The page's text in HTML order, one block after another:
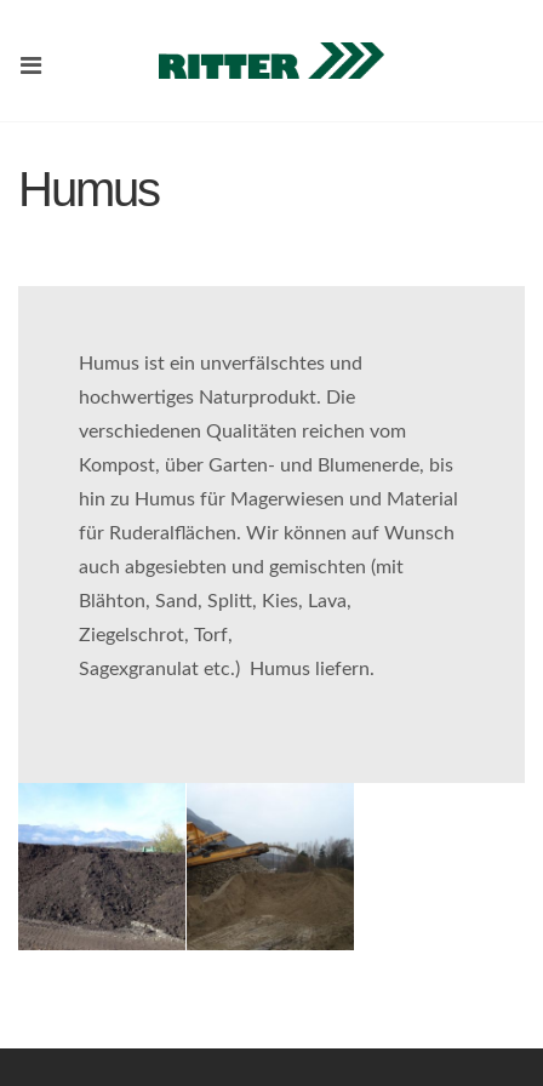
Humus
Humus ist ein unverfälschtes und
hochwertiges Naturprodukt. Die
verschiedenen Qualitäten reichen vom
Kompost, über Garten- und Blumenerde, bis
hin zu Humus für Magerwiesen und Material
für Ruderalflächen. Wir können auf Wunsch
auch abgesiebten und gemischten (mit
Blähton, Sand, Splitt, Kies, Lava,
Ziegelschrot, Torf,
Sagexgranulat etc.) Humus liefern.